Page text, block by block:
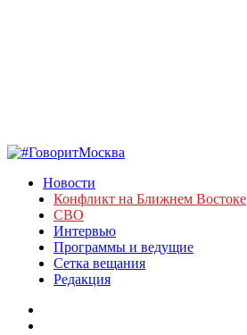
Новости
Конфликт на Ближнем Востоке
СВО
Интервью
Программы и ведущие
Сетка вещания
Редакция